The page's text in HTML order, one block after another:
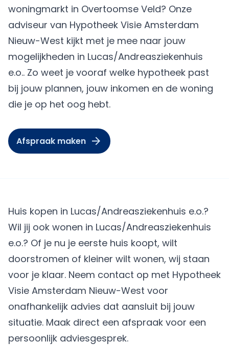
woningmarkt in Overtoomse Veld? Onze
adviseur van Hypotheek Visie Amsterdam
Nieuw-West kijkt met je mee naar jouw
mogelijkheden in Lucas/Andreasziekenhuis
e.o.. Zo weet je vooraf welke hypotheek past
bij jouw plannen, jouw inkomen en de woning
die je op het oog hebt.
Afspraak maken
Huis kopen in Lucas/Andreasziekenhuis e.o.?
Wil jij ook wonen in Lucas/Andreasziekenhuis
e.o.? Of je nu je eerste huis koopt, wilt
doorstromen of kleiner wilt wonen, wij staan
voor je klaar. Neem contact op met Hypotheek
Visie Amsterdam Nieuw-West voor
onafhankelijk advies dat aansluit bij jouw
situatie. Maak direct een afspraak voor een
persoonlijk adviesgesprek.